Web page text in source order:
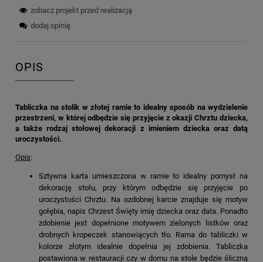
zobacz projekt przed realizacją
dodaj opinię
OPIS
Tabliczka na stolik w złotej ramie to idealny sposób na wydzielenie
przestrzeni, w której odbędzie się przyjęcie z okazji Chrztu dziecka,
a także rodzaj stołowej dekoracji z imieniem dziecka oraz datą
uroczystości.
Opis:
Sztywna karta umieszczona w ramie to idealny pomysł na
dekorację stołu, przy którym odbędzie się przyjęcie po
uroczystości Chrztu. Na ozdobnej karcie znajduje się motyw
gołębia, napis Chrzest Święty imię dziecka oraz data. Ponadto
zdobienie jest dopełnione motywem zielonych listków oraz
drobnych kropeczek stanowiących tło. Rama do tabliczki w
kolorze złotym idealnie dopełnia jej zdobienia. Tabliczka
postawiona w restauracji czy w domu na stole będzie śliczną